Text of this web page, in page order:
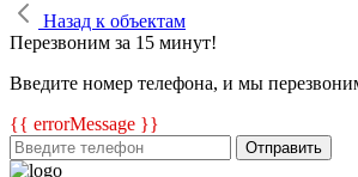
Назад к объектам
Перезвоним за 15 минут!
Введите номер телефона, и мы
{{ errorMessage }}
Отправить